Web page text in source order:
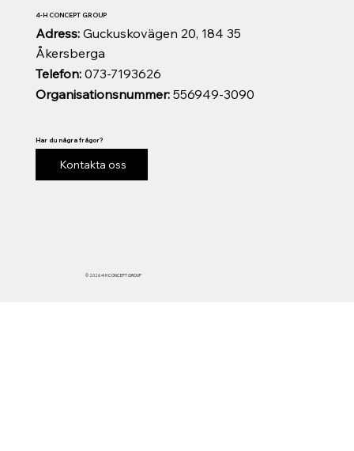
© 2026 4-H CONCEPT GROUP
Organisationsnummer:556949-3090
Telefon:073-7193626
Adress: Guckuskovägen 20, 184 35
Åkersberga
4-H CONCEPT GROUP
Har du några frågor?
Kontakta oss